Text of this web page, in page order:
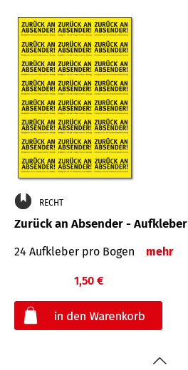
RECHT
Zurück an Absender - Aufkleber
24 Aufkleber pro Bogen mehr
1,50 €